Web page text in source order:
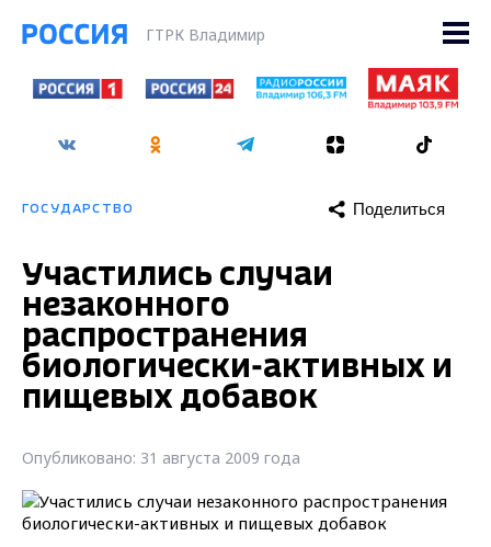
ГТРК Владимир
ГОСУДАРСТВО Поделиться
Участились случаи
незаконного
распространения
биологически-активных и
пищевых добавок
Опубликовано: 31 августа 2009 года